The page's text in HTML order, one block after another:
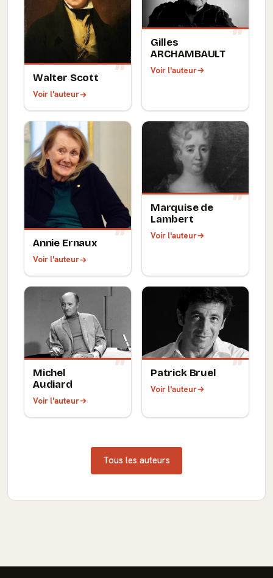
Walter Scott
Voir l'auteur
Gilles
ARCHAMBAULT
Voir l'auteur
Annie Ernaux
Voir l'auteur
Marquise de
Lambert
Voir l'auteur
Michel
Audiard
Voir l'auteur
Patrick Bruel
Voir l'auteur
Tous les auteurs